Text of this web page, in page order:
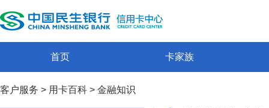
首页 卡家族
客户服务 > 用卡百科 > 金融知识